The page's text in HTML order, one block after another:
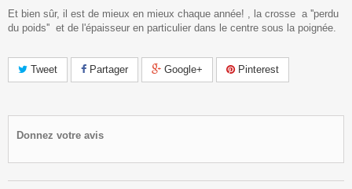
Et bien sûr, il est de mieux en mieux chaque année! , la crosse a ''perdu
du poids'' et de l'épaisseur en particulier dans le centre sous la poignée.
Tweet Partager Google+ Pinterest
Donnez votre avis